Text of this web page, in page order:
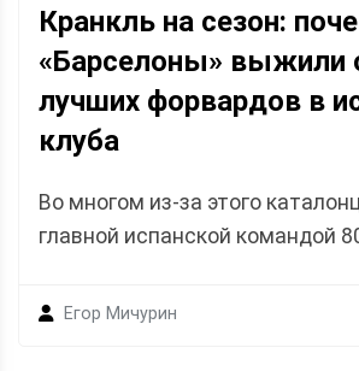
Кранкль на сезон:
«Барселоны» выжили
лучших форвардов в
клуба
Во многом из-за этого
главной испанской командой
Егор Мичурин